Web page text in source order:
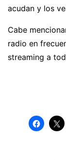
acudan y los
Cabe
radio en
streaming a